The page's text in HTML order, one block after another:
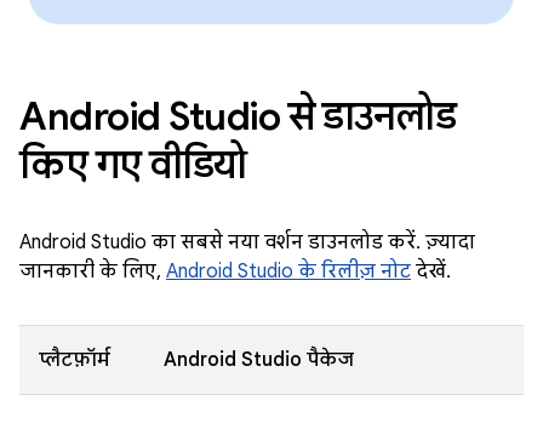
Android Studio से डाउनलोड
किए गए वीडियो
Android Studio का सबसे नया वर्शन डाउनलोड करें. ज़्यादा
जानकारी के लिए, Android Studio के रिलीज़ नोट देखें.
प्लैटफ़ॉर्म Android Studio पैकेज